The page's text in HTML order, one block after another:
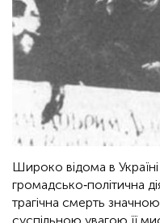
Широко відома в
громадсько-політична
трагічна смерть
суспільною увагою її